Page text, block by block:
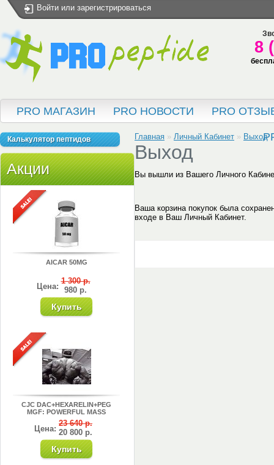
Войти или зарегистрироваться
8
PRO МАГАЗИН PRO НОВОСТИ PRO
Калькулятор пептидов
Акции
AICAR 50MG
Цена:
1 300 р.
980 р.
CJC DAC+HEXARELIN+PEG
MGF: POWERFUL MASS
Цена:
23 640 р.
20 800 р.
Главная » Личный Кабинет » Выход
Выход
Вы вышли из Вашего Личного
Ваша корзина покупок была
входе в Ваш Личный Кабинет.